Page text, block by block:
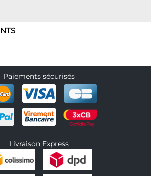
Paiements sécurisés
Livraison Express